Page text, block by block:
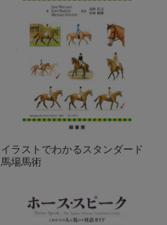
イラストでわかるスタンダード
馬場馬術